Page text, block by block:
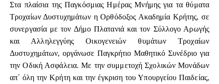
Στα πλαίσια της Παγκόσμιας Ημέρας Μνήμης για τα θύματα
Τροχαίων Δυστυχημάτων η Ορθόδοξος Ακαδημία Κρήτης, σε
συνεργασία με τον Δήμο Πλατανιά και τον Σύλλογο Αρωγής
και Αλληλεγγύης Οικογενειών θυμάτων Τροχαίων
Δυστυχημάτων, οργάνωσε Παγκρήτιο Μαθητικό Συνέδριο για
την Οδική Ασφάλεια. Με την συμμετοχή Σχολικών Μονάδων
απ΄ όλη την Κρήτη και την έγκριση του Υπουργείου Παιδείας,